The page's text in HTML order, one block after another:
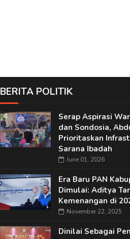
BERITA POLITIK
Serap Aspirasi
dan Sondosia,
Prioritaskan
Sarana Ibadah
June 01, 2026
Era Baru PAN
Dimulai: Aditya
Kemenangan di
November 22, 2025
Dinilai Sebagai